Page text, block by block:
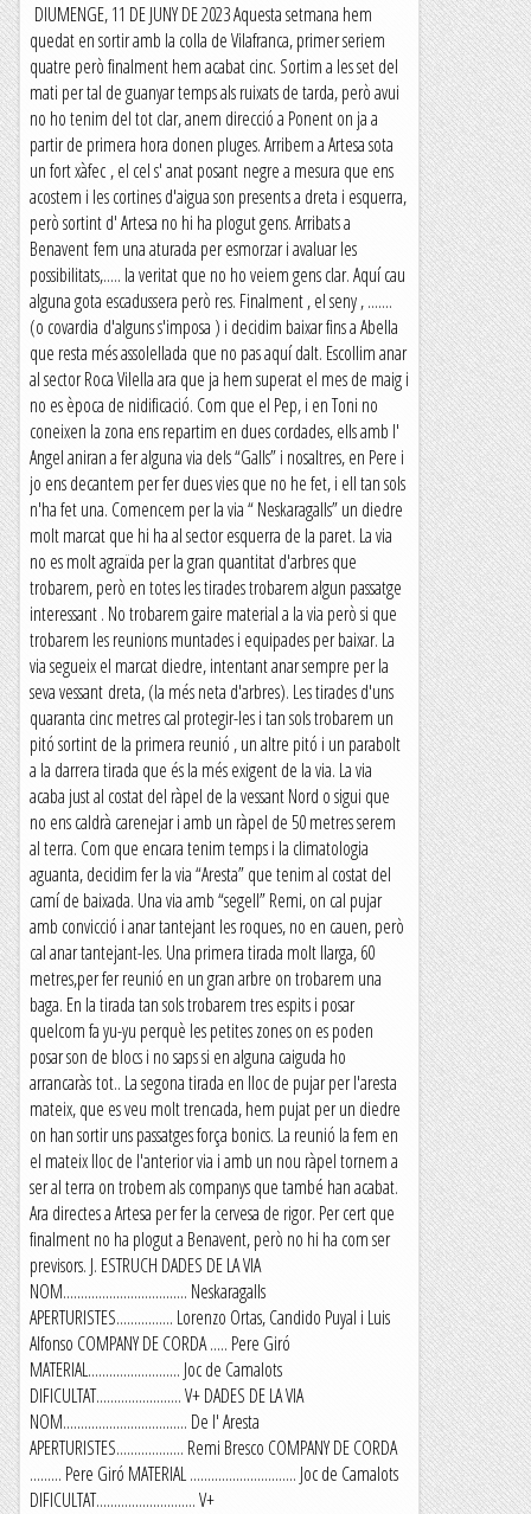
DIUMENGE, 11 DE JUNY DE 2023 Aquesta setmana hem
quedat en sortir amb la colla de Vilafranca, primer seriem
quatre però finalment hem acabat cinc. Sortim a les set del
mati per tal de guanyar temps als ruixats de tarda, però avui
no ho tenim del tot clar, anem direcció a Ponent on ja a
partir de primera hora donen pluges. Arribem a Artesa sota
un fort xàfec , el cel s' anat posant negre a mesura que ens
acostem i les cortines d'aigua son presents a dreta i esquerra,
però sortint d' Artesa no hi ha plogut gens. Arribats a
Benavent fem una aturada per esmorzar i avaluar les
possibilitats,..... la veritat que no ho veiem gens clar. Aquí cau
alguna gota escadussera però res. Finalment , el seny , .......
(o covardia d'alguns s'imposa ) i decidim baixar fins a Abella
que resta més assolellada que no pas aquí dalt. Escollim anar
al sector Roca Vilella ara que ja hem superat el mes de maig i
no es època de nidificació. Com que el Pep, i en Toni no
coneixen la zona ens repartim en dues cordades, ells amb l'
Angel aniran a fer alguna via dels “Galls” i nosaltres, en Pere i
jo ens decantem per fer dues vies que no he fet, i ell tan sols
n'ha fet una. Comencem per la via “ Neskaragalls” un diedre
molt marcat que hi ha al sector esquerra de la paret. La via
no es molt agraïda per la gran quantitat d'arbres que
trobarem, però en totes les tirades trobarem algun passatge
interessant . No trobarem gaire material a la via però si que
trobarem les reunions muntades i equipades per baixar. La
via segueix el marcat diedre, intentant anar sempre per la
seva vessant dreta, (la més neta d'arbres). Les tirades d'uns
quaranta cinc metres cal protegir-les i tan sols trobarem un
pitó sortint de la primera reunió , un altre pitó i un parabolt
a la darrera tirada que és la més exigent de la via. La via
acaba just al costat del ràpel de la vessant Nord o sigui que
no ens caldrà carenejar i amb un ràpel de 50 metres serem
al terra. Com que encara tenim temps i la climatologia
aguanta, decidim fer la via “Aresta” que tenim al costat del
camí de baixada. Una via amb “segell” Remi, on cal pujar
amb convicció i anar tantejant les roques, no en cauen, però
cal anar tantejant-les. Una primera tirada molt llarga, 60
metres,per fer reunió en un gran arbre on trobarem una
baga. En la tirada tan sols trobarem tres espits i posar
quelcom fa yu-yu perquè les petites zones on es poden
posar son de blocs i no saps si en alguna caiguda ho
arrancaràs tot.. La segona tirada en lloc de pujar per l'aresta
mateix, que es veu molt trencada, hem pujat per un diedre
on han sortir uns passatges força bonics. La reunió la fem en
el mateix lloc de l'anterior via i amb un nou ràpel tornem a
ser al terra on trobem als companys que també han acabat.
Ara directes a Artesa per fer la cervesa de rigor. Per cert que
finalment no ha plogut a Benavent, però no hi ha com ser
previsors. J. ESTRUCH DADES DE LA VIA
NOM................................... Neskaragalls
APERTURISTES................ Lorenzo Ortas, Candido Puyal i Luis
Alfonso COMPANY DE CORDA ..... Pere Giró
MATERIAL.......................... Joc de Camalots
DIFICULTAT........................ V+ DADES DE LA VIA
NOM................................... De l' Aresta
APERTURISTES................... Remi Bresco COMPANY DE CORDA
......... Pere Giró MATERIAL .............................. Joc de Camalots
DIFICULTAT............................ V+